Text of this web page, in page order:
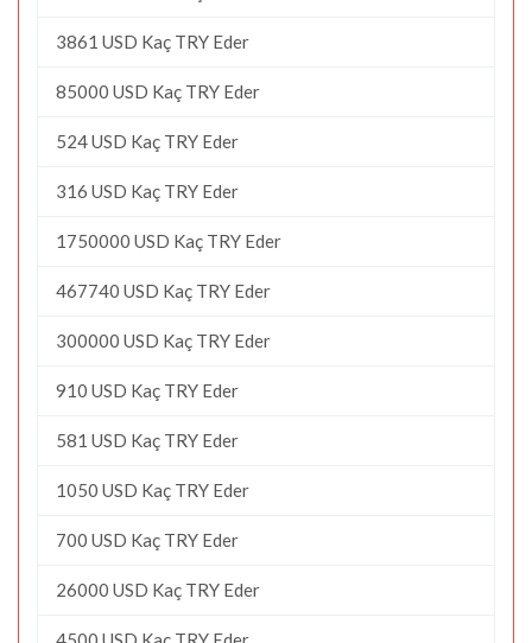
3861 USD Kaç TRY Eder
85000 USD Kaç TRY Eder
524 USD Kaç TRY Eder
316 USD Kaç TRY Eder
1750000 USD Kaç TRY Eder
467740 USD Kaç TRY Eder
300000 USD Kaç TRY Eder
910 USD Kaç TRY Eder
581 USD Kaç TRY Eder
1050 USD Kaç TRY Eder
700 USD Kaç TRY Eder
26000 USD Kaç TRY Eder